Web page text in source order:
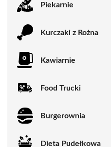
Piekarnie
Kurczaki z Rożna
Kawiarnie
Food Trucki
Burgerownia
Dieta Pudełkowa